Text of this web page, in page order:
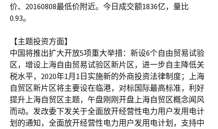
价、20160808最低价附近。今日成交额1836亿，量比
0.93。
【主题投资方面】
中国将推出扩大开放5项重大举措：新设6个自由贸易试验
区，增设上海自由贸易试验区新片区，进一步自主降低关
税水平，2020年1月1日实施新的外商投资法律制度；上海
自贸区新片区将主要设在临港，对标国际最高标准，利好
提升上海自贸区主题，午盘刚刚开盘上海自贸区概念闻风
而动。发改委下发关于全面放开经营性电力用户发用电计
划的通知，全面放开经营性电力用户发用电计划，支持中